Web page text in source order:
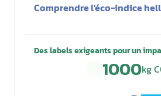
Comprendre l'éco-indice
Des labels exigeants pour un
1000kg